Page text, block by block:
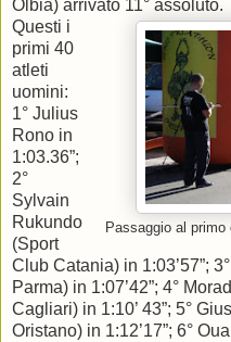
Olbia) arrivato 11° assoluto.
Passaggio al primo
Questi i
primi 40
atleti
uomini:
1° Julius
Rono in
1:03.36”;
2°
Sylvain
Rukundo
(Sport
Club Catania) in 1:03’57”;
Parma) in 1:07’42”; 4°
Cagliari) in 1:10’ 43”; 5°
Oristano) in 1:12’17”; 6°